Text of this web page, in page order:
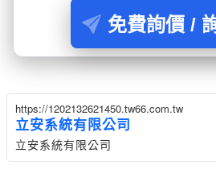
免費詢價 /
https://1202132621450.tw66.com.tw
立安系統有限公司
立安系統有限公司